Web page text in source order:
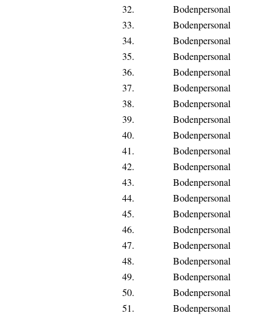
32.
Bodenpersonal
33.
Bodenpersonal
34.
Bodenpersonal
35.
Bodenpersonal
36.
Bodenpersonal
37.
Bodenpersonal
38.
Bodenpersonal
39.
Bodenpersonal
40.
Bodenpersonal
41.
Bodenpersonal
42.
Bodenpersonal
43.
Bodenpersonal
44.
Bodenpersonal
45.
Bodenpersonal
46.
Bodenpersonal
47.
Bodenpersonal
48.
Bodenpersonal
49.
Bodenpersonal
50.
Bodenpersonal
51.
Bodenpersonal